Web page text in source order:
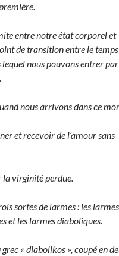
entre notre état corporel et
de transition entre le temps
nous pouvons entrer par
nous arrivons dans ce
et recevoir de l’amour sans
virginité perdue.
sortes de larmes : les larmes
et les larmes diaboliques.
grec « diabolikos », coupé en